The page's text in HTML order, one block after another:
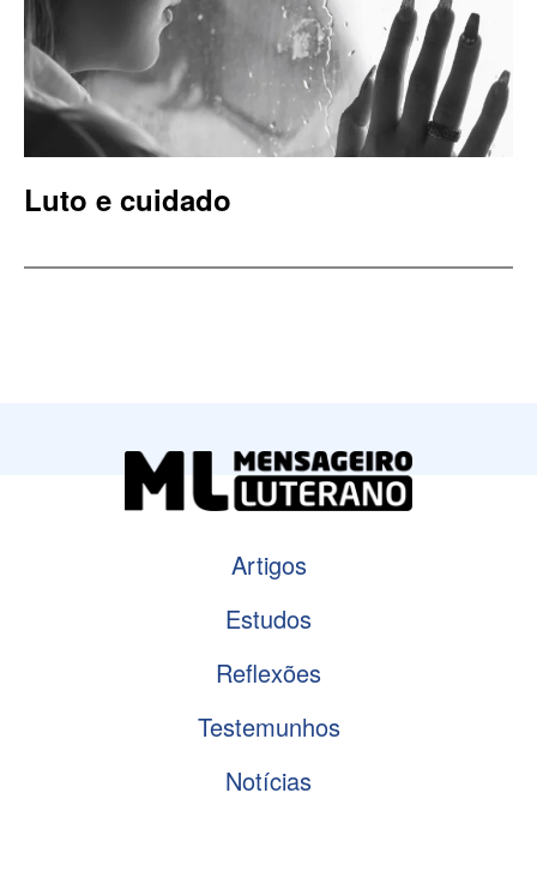
Luto e cuidado
Artigos
Estudos
Reflexões
Testemunhos
Notícias